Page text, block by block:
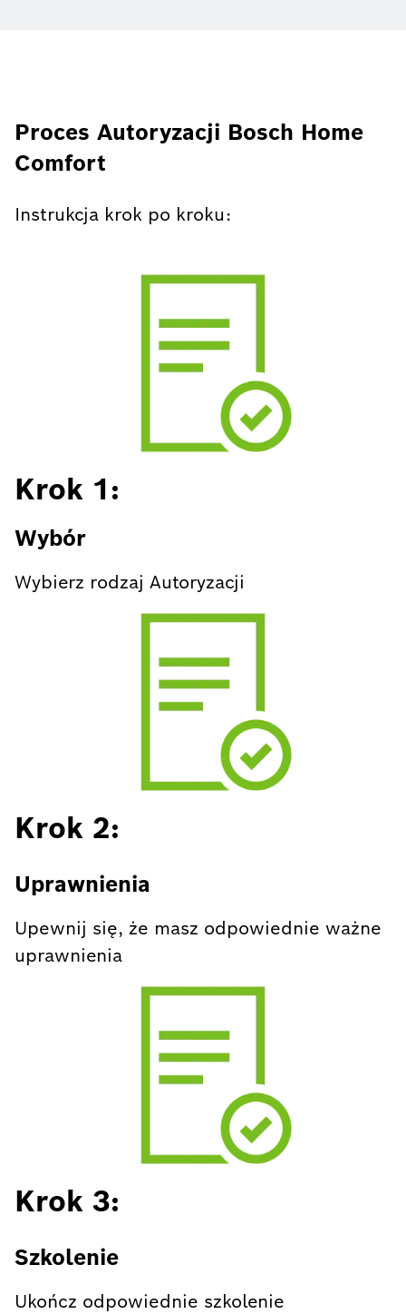
Proces Autoryzacji Bosch Home
Comfort
Instrukcja krok po kroku:
Krok 1:
Wybór
Wybierz rodzaj Autoryzacji
Krok 2:
Uprawnienia
Upewnij się, że masz odpowiednie ważne
uprawnienia
Krok 3:
Szkolenie
Ukończ odpowiednie szkolenie